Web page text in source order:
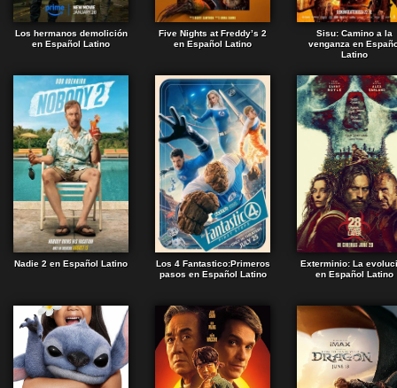
Los hermanos demolición
en Español Latino
Five Nights at Freddy’s 2
en Español Latino
Sisu: Camino a la
venganza en
Latino
Nadie 2 en Español Latino
Los 4 Fantastico:Primeros
pasos en Español Latino
Exterminio: La
en Español Latino